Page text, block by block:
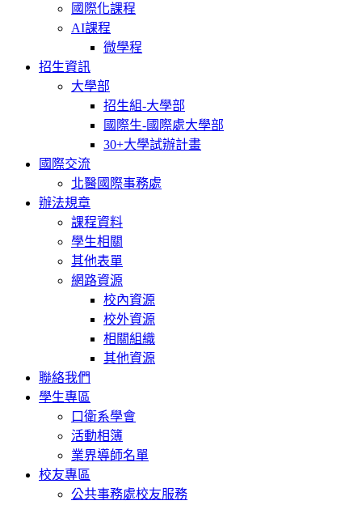
國際化課程
AI課程
微學程
招生資訊
大學部
招生組-大學部
國際生-國際處大學部
30+大學試辦計畫
國際交流
北醫國際事務處
辦法規章
課程資料
學生相關
其他表單
網路資源
校內資源
校外資源
相關組織
其他資源
聯絡我們
學生專區
口衛系學會
活動相簿
業界導師名單
校友專區
公共事務處校友服務